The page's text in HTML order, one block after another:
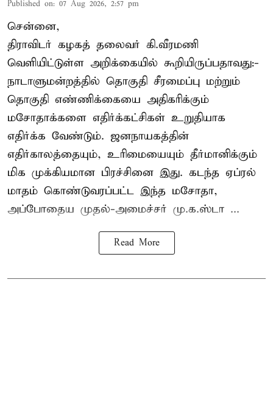
Published on: 07 Aug 2026, 2:57 pm
சென்னை,
திராவிடர் கழகத் தலைவர் கி.வீரமணி
வெளியிட்டுள்ள அறிக்கையில் கூறியிருப்பதாவது:-
நாடாளுமன்றத்தில் தொகுதி சீரமைப்பு மற்றும்
தொகுதி எண்ணிக்கையை அதிகரிக்கும்
மசோதாக்களை எதிர்க்கட்சிகள் உறுதியாக
எதிர்க்க வேண்டும். ஜனநாயகத்தின்
எதிர்காலத்தையும், உரிமையையும் தீர்மானிக்கும்
மிக முக்கியமான பிரச்சினை இது. கடந்த ஏப்ரல்
மாதம் கொண்டுவரப்பட்ட இந்த மசோதா,
அப்போதைய முதல்-அமைச்சர் மு.க.ஸ்டா ...
Read More